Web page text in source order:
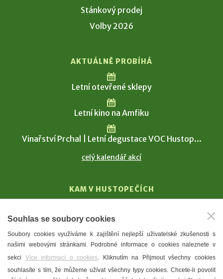
Stánkový prodej
Volby 2026
AKTUÁLNĚ PROBÍHÁ
Letní otevřené sklepy
Letní kino na Amfiku
Vinařství Prchal | Letní degustace VOC Hustop...
celý kalendář akcí
KAM V HUSTOPEČÍCH
T. G. Masaryk
Mandloně
Ubytování
Restaurace
Souhlas se soubory cookies
Soubory cookies využíváme k zajištění nejlepší uživatelské zkušenosti s
našimi webovými stránkami. Podrobné informace o cookies naleznete v
sekci Více informací o cookies. Kliknutím na Přijmout všechny cookies
souhlasíte s tím, že můžeme užívat všechny typy cookies. Chcete-li povolit